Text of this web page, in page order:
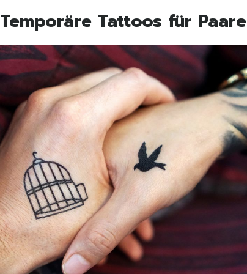
Temporäre Tattoos für Paare